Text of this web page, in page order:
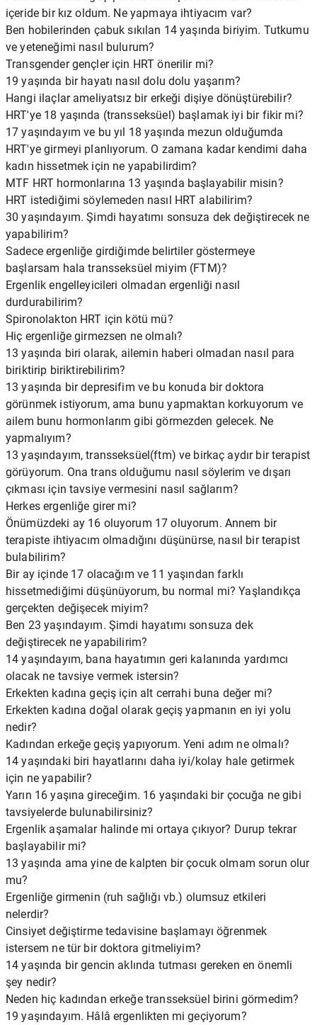
içeride bir kız oldum. Ne yapmaya ihtiyacım var?
Ben hobilerinden çabuk sıkılan 14 yaşında biriyim. Tutkumu
ve yeteneğimi nasıl bulurum?
Transgender gençler için HRT önerilir mi?
19 yaşında bir hayatı nasıl dolu dolu yaşarım?
Hangi ilaçlar ameliyatsız bir erkeği dişiye dönüştürebilir?
HRT'ye 18 yaşında (transseksüel) başlamak iyi bir fikir mi?
17 yaşındayım ve bu yıl 18 yaşında mezun olduğumda
HRT'ye girmeyi planlıyorum. O zamana kadar kendimi daha
kadın hissetmek için ne yapabilirdim?
MTF HRT hormonlarına 13 yaşında başlayabilir misin?
HRT istediğimi söylemeden nasıl HRT alabilirim?
30 yaşındayım. Şimdi hayatımı sonsuza dek değiştirecek ne
yapabilirim?
Sadece ergenliğe girdiğimde belirtiler göstermeye
başlarsam hala transseksüel miyim (FTM)?
Ergenlik engelleyicileri olmadan ergenliği nasıl
durdurabilirim?
Spironolakton HRT için kötü mü?
Hiç ergenliğe girmezsen ne olmalı?
13 yaşında biri olarak, ailemin haberi olmadan nasıl para
biriktirip biriktirebilirim?
13 yaşında bir depresifim ve bu konuda bir doktora
görünmek istiyorum, ama bunu yapmaktan korkuyorum ve
ailem bunu hormonlarım gibi görmezden gelecek. Ne
yapmalıyım?
13 yaşındayım, transseksüel(ftm) ve birkaç aydır bir terapist
görüyorum. Ona trans olduğumu nasıl söylerim ve dışarı
çıkması için tavsiye vermesini nasıl sağlarım?
Herkes ergenliğe girer mi?
Önümüzdeki ay 16 oluyorum 17 oluyorum. Annem bir
terapiste ihtiyacım olmadığını düşünürse, nasıl bir terapist
bulabilirim?
Bir ay içinde 17 olacağım ve 11 yaşından farklı
hissetmediğimi düşünüyorum, bu normal mi? Yaşlandıkça
gerçekten değişecek miyim?
Ben 23 yaşındayım. Şimdi hayatımı sonsuza dek
değiştirecek ne yapabilirim?
14 yaşındayım, bana hayatımın geri kalanında yardımcı
olacak ne tavsiye vermek istersin?
Erkekten kadına geçiş için alt cerrahi buna değer mi?
Erkekten kadına doğal olarak geçiş yapmanın en iyi yolu
nedir?
Kadından erkeğe geçiş yapıyorum. Yeni adım ne olmalı?
14 yaşındaki biri hayatlarını daha iyi/kolay hale getirmek
için ne yapabilir?
Yarın 16 yaşına gireceğim. 16 yaşındaki bir çocuğa ne gibi
tavsiyelerde bulunabilirsiniz?
Ergenlik aşamalar halinde mi ortaya çıkıyor? Durup tekrar
başlayabilir mi?
13 yaşında ama yine de kalpten bir çocuk olmam sorun olur
mu?
Ergenliğe girmenin (ruh sağlığı vb.) olumsuz etkileri
nelerdir?
Cinsiyet değiştirme tedavisine başlamayı öğrenmek
istersem ne tür bir doktora gitmeliyim?
14 yaşında bir gencin aklında tutması gereken en önemli
şey nedir?
Neden hiç kadından erkeğe transseksüel birini görmedim?
19 yaşındayım. Hâlâ ergenlikten mi geçiyorum?